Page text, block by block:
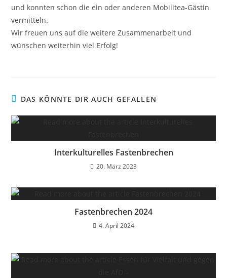
und konnten schon die ein oder anderen Mobilitea-Gästin
vermitteln.
Wir freuen uns auf die weitere Zusammenarbeit und
wünschen weiterhin viel Erfolg!
DAS KÖNNTE DIR AUCH GEFALLEN
Interkulturelles Fastenbrechen
20. März 2023
Fastenbrechen 2024
4. April 2024